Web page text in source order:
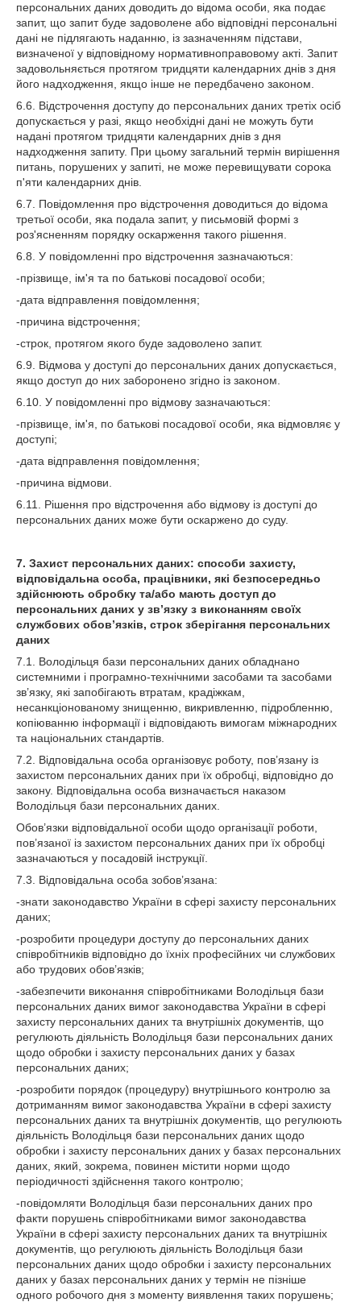
персональних даних доводить до відома особи, яка подає
запит, що запит буде задоволене або відповідні персональні
дані не підлягають наданню, із зазначенням підстави,
визначеної у відповідному нормативноправовому акті. Запит
задовольняється протягом тридцяти календарних днів з дня
його надходження, якщо інше не передбачено законом.
6.6. Відстрочення доступу до персональних даних третіх осіб
допускається у разі, якщо необхідні дані не можуть бути
надані протягом тридцяти календарних днів з дня
надходження запиту. При цьому загальний термін вирішення
питань, порушених у запиті, не може перевищувати сорока
п'яти календарних днів.
6.7. Повідомлення про відстрочення доводиться до відома
третьої особи, яка подала запит, у письмовій формі з
роз'ясненням порядку оскарження такого рішення.
6.8. У повідомленні про відстрочення зазначаються:
-прізвище, ім'я та по батькові посадової особи;
-дата відправлення повідомлення;
-причина відстрочення;
-строк, протягом якого буде задоволено запит.
6.9. Відмова у доступі до персональних даних допускається,
якщо доступ до них заборонено згідно із законом.
6.10. У повідомленні про відмову зазначаються:
-прізвище, ім'я, по батькові посадової особи, яка відмовляє у
доступі;
-дата відправлення повідомлення;
-причина відмови.
6.11. Рішення про відстрочення або відмову із доступі до
персональних даних може бути оскаржено до суду.
7. Захист персональних даних: способи захисту,
відповідальна особа, працівники, які безпосередньо
здійснюють обробку та/або мають доступ до
персональних даних у зв’язку з виконанням своїх
службових обов’язків, строк зберігання персональних
даних
7.1. Володільця бази персональних даних обладнано
системними і програмно-технічними засобами та засобами
зв’язку, які запобігають втратам, крадіжкам,
несанкціонованому знищенню, викривленню, підробленню,
копіюванню інформації і відповідають вимогам міжнародних
та національних стандартів.
7.2. Відповідальна особа організовує роботу, пов’язану із
захистом персональних даних при їх обробці, відповідно до
закону. Відповідальна особа визначається наказом
Володільця бази персональних даних.
Обов’язки відповідальної особи щодо організації роботи,
пов’язаної із захистом персональних даних при їх обробці
зазначаються у посадовій інструкції.
7.3. Відповідальна особа зобов’язана:
-знати законодавство України в сфері захисту персональних
даних;
-розробити процедури доступу до персональних даних
співробітників відповідно до їхніх професійних чи службових
або трудових обов’язків;
-забезпечити виконання співробітниками Володільця бази
персональних даних вимог законодавства України в сфері
захисту персональних даних та внутрішніх документів, що
регулюють діяльність Володільця бази персональних даних
щодо обробки і захисту персональних даних у базах
персональних даних;
-розробити порядок (процедуру) внутрішнього контролю за
дотриманням вимог законодавства України в сфері захисту
персональних даних та внутрішніх документів, що регулюють
діяльність Володільця бази персональних даних щодо
обробки і захисту персональних даних у базах персональних
даних, який, зокрема, повинен містити норми щодо
періодичності здійснення такого контролю;
-повідомляти Володільця бази персональних даних про
факти порушень співробітниками вимог законодавства
України в сфері захисту персональних даних та внутрішніх
документів, що регулюють діяльність Володільця бази
персональних даних щодо обробки і захисту персональних
даних у базах персональних даних у термін не пізніше
одного робочого дня з моменту виявлення таких порушень;